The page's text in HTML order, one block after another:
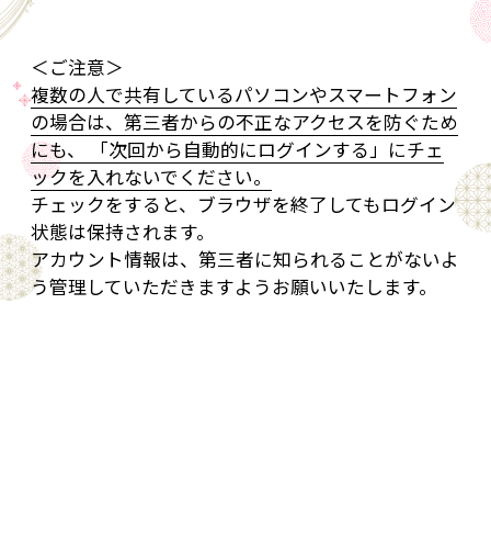
＜ご注意＞
複数の人で共有しているパソコンやスマートフォン
の場合は、第三者からの不正なアクセスを防ぐため
にも、 「次回から自動的にログインする」にチェ
ックを入れないでください。
チェックをすると、ブラウザを終了してもログイン
状態は保持されます。
アカウント情報は、第三者に知られることがないよ
う管理していただきますようお願いいたします。